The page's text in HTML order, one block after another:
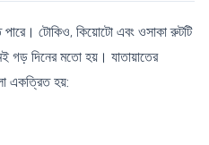
টোকিও, কিয়োটো এবং ওসাকা রুটটি
গড় দিনের মতো হয়। যাতায়াতের
একত্রিত হয়: